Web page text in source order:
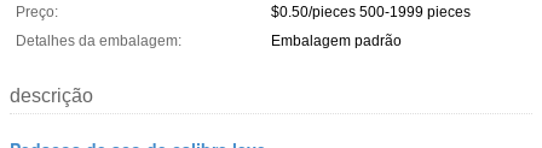
Preço:
$0.50/pieces 500-1999 pieces
Detalhes da embalagem:
Embalagem padrão
descrição